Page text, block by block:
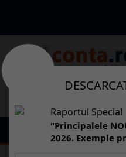
Raportul Special
"Principalele
2026. Exemple